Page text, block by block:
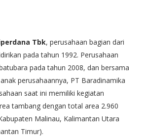
Tbk, perusahaan bagian dari
pada tahun 1992. Perusahaan
pada tahun 2008, dan bersama
perusahaannya, PT Baradinamika
saat ini memiliki kegiatan
tambang dengan total area 2.960
Malinau, Kalimantan Utara
Timur).